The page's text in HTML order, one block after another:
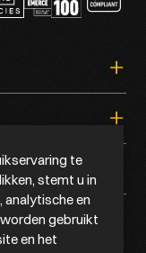
te
stemt u in
analytische en
gebruikt
en het
service in je
bedrijf?
naar échte